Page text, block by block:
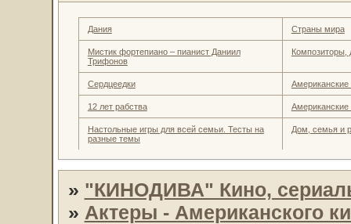
Дания Страны мира
Мистик фортепиано – пианист Даниил
Трифонов
Композиторы,
Сердцеедки
12 лет рабства
Настольные игры для всей семьи. Тесты на
разные темы
Дом, семья и
» "КИНОДИВА" Кино,
» Актеры - Американского